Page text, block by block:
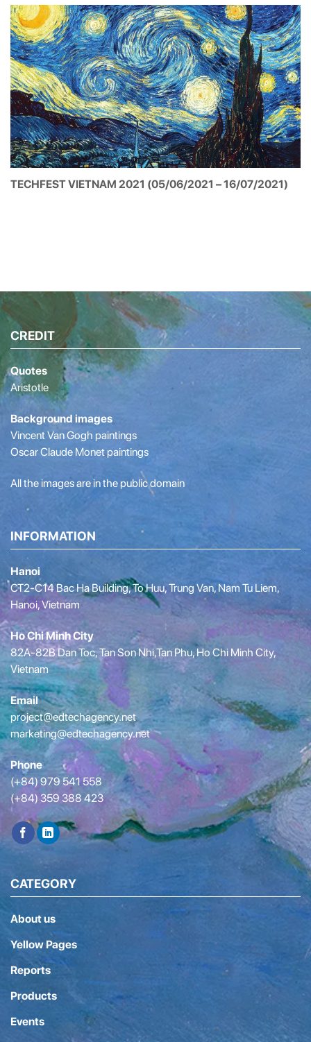
TECHFEST VIETNAM 2021 (05/06/2021 – 16/07/2021)
CREDIT
Quotes
Aristotle
Background images
Vincent Van Gogh paintings
Oscar Claude Monet paintings
All the images are in the public domain
INFORMATION
Hanoi
CT2-C14 Bac Ha Building, To Huu, Trung Van, Nam Tu Liem,
Hanoi, Vietnam
Ho Chi Minh City
82A-82B Dan Toc, Tan Son Nhi,Tan Phu, Ho Chi Minh City,
Vietnam
Email
project@edtechagency.net
marketing@edtechagency.net
Phone
(+84) 979 541 558
(+84) 359 388 423
CATEGORY
About us
Yellow Pages
Reports
Products
Events